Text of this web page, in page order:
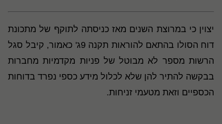
יצוין כי במרוצת השנים מאז כניסתה לתוקף של מתכונת
דוח הסולו בהתאם להוראות תקנה 9ג' כאמור, קיבל סגל
הרשות מספר לא מבוטל של פניות מקדמיות מחברות
בבקשה להתיר להן שלא לכלול מידע כספי נפרד בדוחות
הכספיים וזאת מטעמי זניחות.